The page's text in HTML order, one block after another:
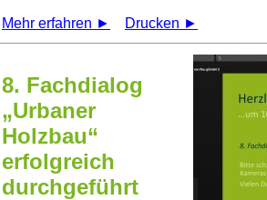
Mehr erfahren ►
Drucken ►
8. Fachdialog
„Urbaner
Holzbau“
erfolgreich
durchgeführt